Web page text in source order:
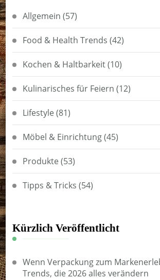
Allgemein (57)
Food & Health Trends (42)
Kochen & Haltbarkeit(10)
Kulinarisches für Feiern (12)
Lifestyle (81)
Möbel & Einrichtung(45)
Produkte (53)
Tipps & Tricks (54)
Kürzlich Veröffentlicht
Wenn Verpackung zum
Trends, die 2026 alles verändern